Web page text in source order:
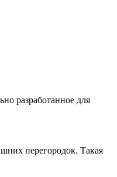
разработанное для
перегородок. Такая